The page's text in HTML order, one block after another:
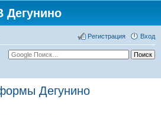
Дегунино
Вход
Регистрация
Дегунино